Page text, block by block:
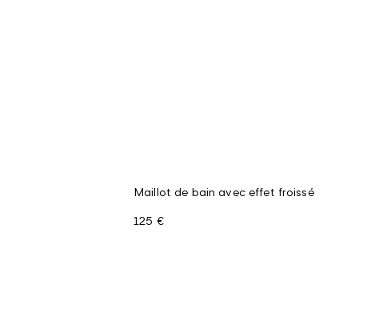
Maillot de bain avec effet froissé
125 €